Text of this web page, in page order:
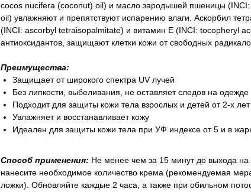
cocos nucifera (coconut) oil) и мaсло зародышей пшеницы
oil) увлажняют и препятствуют испарению влаги. Аскорбил
(INCI: ascorbyl tetraisopalmitate) и витамин Е (INCI: tocopheryl
антиоксидантов, защищают клетки кожи от свободных
Преимущества:
Защищает от широкого спектра UV лучей
Без липкости, выбеливания, не оставляет следов на одежде
Подходит для защиты кожи тела взрослых и детей от 2-х лет
Увлажняет и восстанавливает кожу
Идеален для защиты кожи тела при УФ индексе от 5 и в
Способ применения: Не менее чем за 15 минут до выхода
нанесите необходимое количество крема (рекомендуемая
ложки). Обновляйте каждые 2 часа, а также при обильном